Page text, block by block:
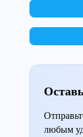
любым